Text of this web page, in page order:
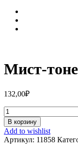
Мист-
132,00₽
Количество
Мист-
тонер
для
лица
В корзину
Add to wishlist
Артикул: 11858